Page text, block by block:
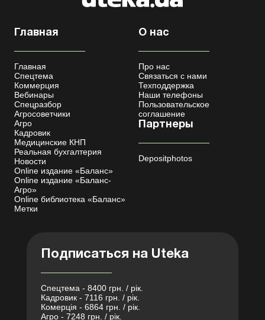
Главная
Главная
Спецтема
Коммерция
Вебинары
Спецразбор
Агросоветчики
Агро
Кадровик
Медицинские КНП
Реальная бухгалтерия
Новости
Online издание «Баланс»
Online издание «Баланс-
Агро»
Online библиотека «Баланс»
Метки
О нас
Про нас
Связаться с нами
Техподдержка
Наши телефоны
Пользовательское
соглашение
Партнеры
Depositphotos
Подписаться на Uteka
Спецтема - 8400 грн. / рік.
Кадровик - 7116 грн. / рік.
Комерція - 6864 грн. / рік.
Агро - 7248 грн. / рік.